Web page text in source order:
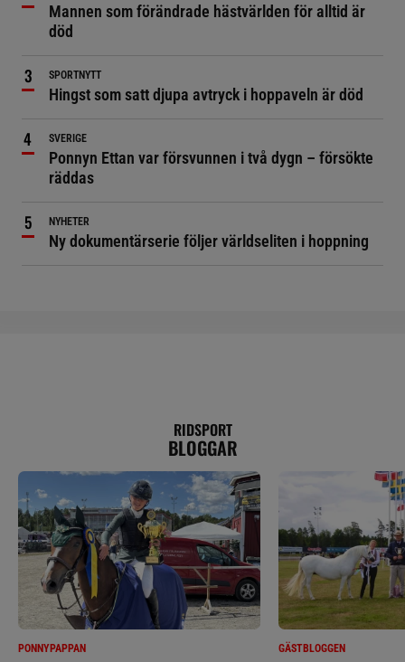
Mannen som förändrade hästvärlden för alltid är
död
SPORTNYTT
Hingst som satt djupa avtryck i hoppaveln är död
SVERIGE
Ponnyn Ettan var försvunnen i två dygn – försökte
räddas
NYHETER
Ny dokumentärserie följer världseliten i hoppning
RIDSPORT
BLOGGAR
PONNYPAPPAN GÄSTBLOGGEN